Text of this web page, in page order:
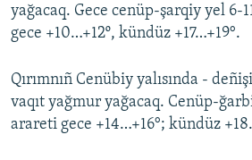
yağacaq. Gece cenüp-şarqiy yel 6-
gece +10…+12º, kündüz +17…+19°.
Qırımnıñ Cenübiy yalısında -
vaqıt yağmur yağacaq. Cenüp-
arareti gece +14…+16°; kündüz